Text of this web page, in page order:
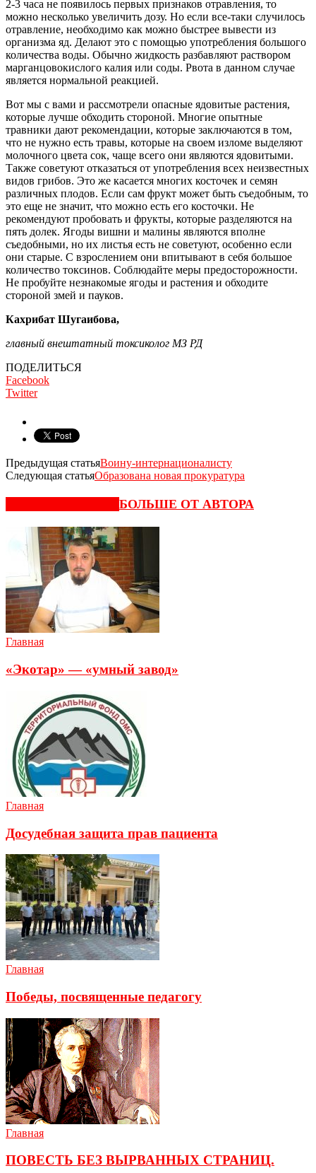
2-3 часа не появилось первых признаков отравления, то
можно несколько увеличить дозу. Но если все-таки случилось
отравление, необходимо как можно быстрее вывести из
организма яд. Делают это с помощью употребления большого
количества воды. Обычно жидкость разбавляют раствором
марганцовокислого калия или соды. Рвота в данном случае
является нормальной реакцией.
Вот мы с вами и рассмотрели опасные ядовитые растения,
которые лучше обходить стороной. Многие опытные
травники дают рекомендации, которые заключаются в том,
что не нужно есть травы, которые на своем изломе выделяют
молочного цвета сок, чаще всего они являются ядовитыми.
Также советуют отказаться от употребления всех неизвестных
видов грибов. Это же касается многих косточек и семян
различных плодов. Если сам фрукт может быть съедобным, то
это еще не значит, что можно есть его косточки. Не
рекомендуют пробовать и фрукты, которые разделяются на
пять долек. Ягоды вишни и малины являются вполне
съедобными, но их листья есть не советуют, особенно если
они старые. С взрослением они впитывают в себя большое
количество токсинов. Соблюдайте меры предосторожности.
Не пробуйте незнакомые ягоды и растения и обходите
стороной змей и пауков.
Кахрибат Шугаибова,
главный внештатный токсиколог МЗ РД
ПОДЕЛИТЬСЯ
Facebook
Twitter
Предыдущая статьяВоину-интернационалисту
Следующая статьяОбразована новая прокуратура
БОЛЬШЕ ОТ АВТОРА
Главная
«Экотар» — «умный завод»
Главная
Досудебная защита прав пациента
Главная
Победы, посвященные педагогу
Главная
ПОВЕСТЬ БЕЗ ВЫРВАННЫХ СТРАНИЦ.